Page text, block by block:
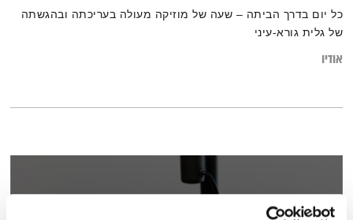
כל יום בדרך הביתה – שעה של מוזיקה מעולה בעריכתה ובהגשתה
של גלית גורא-עיני
אודיו